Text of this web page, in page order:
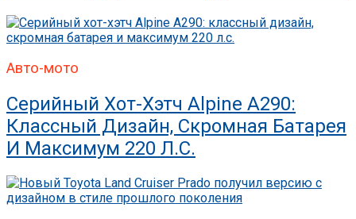
Авто-мото
Серийный Хот-Хэтч Alpine A290:
Классный Дизайн, Скромная Батарея
И Максимум 220 Л.с.